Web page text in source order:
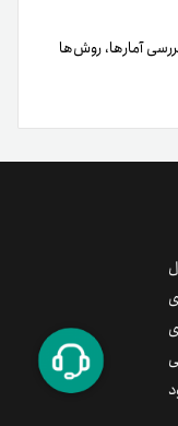
آمارها، روش‌ها